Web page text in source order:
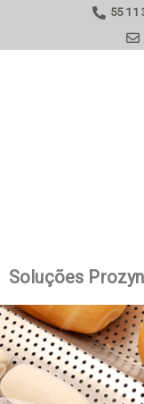
55 11
Soluções